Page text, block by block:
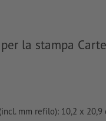
la stampa
(incl. mm refilo): 10,2 x 20,9